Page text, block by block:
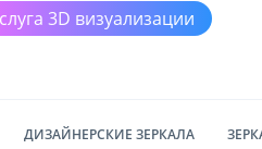
3D визуализации
ДИЗАЙНЕРСКИЕ ЗЕРКАЛА